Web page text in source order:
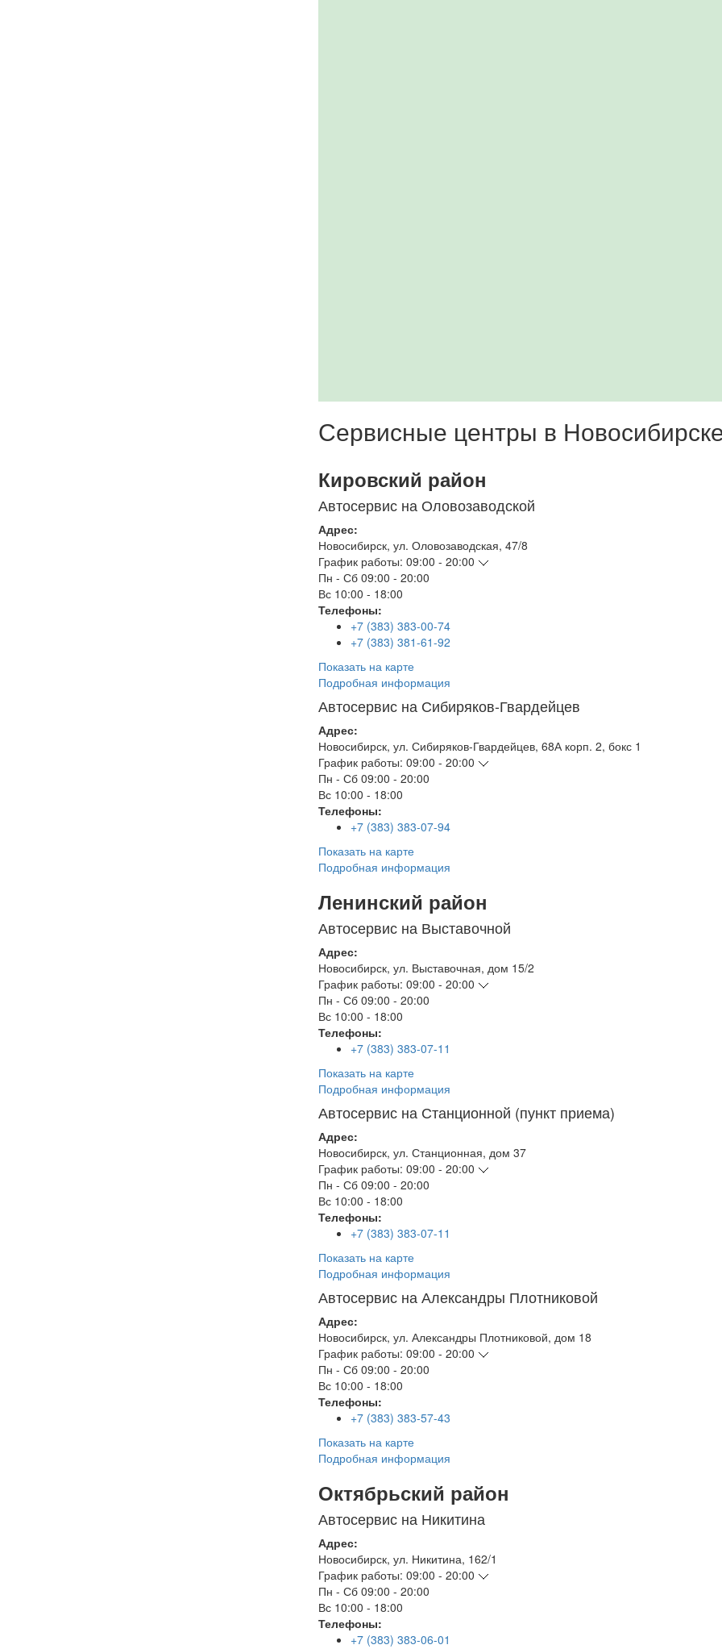
Сервисные центры в
Кировский район
Автосервис на Оловозаводской
Адрес:
Новосибирск, ул. Оловозаводская, 47/8
График работы: 09:00 - 20:00
Пн - Сб 09:00 - 20:00
Вс 10:00 - 18:00
Телефоны:
+7 (383) 383-00-74
+7 (383) 381-61-92
Показать на карте
Подробная информация
Автосервис на Сибиряков-Гвардейцев
Адрес:
Новосибирск, ул. Сибиряков-Гвардейцев, 68А корп. 2, бокс 1
График работы: 09:00 - 20:00
Пн - Сб 09:00 - 20:00
Вс 10:00 - 18:00
Телефоны:
+7 (383) 383-07-94
Показать на карте
Подробная информация
Ленинский район
Автосервис на Выставочной
Адрес:
Новосибирск, ул. Выставочная, дом 15/2
График работы: 09:00 - 20:00
Пн - Сб 09:00 - 20:00
Вс 10:00 - 18:00
Телефоны:
+7 (383) 383-07-11
Показать на карте
Подробная информация
Автосервис на Станционной (пункт приема)
Адрес:
Новосибирск, ул. Станционная, дом 37
График работы: 09:00 - 20:00
Пн - Сб 09:00 - 20:00
Вс 10:00 - 18:00
Телефоны:
+7 (383) 383-07-11
Показать на карте
Подробная информация
Автосервис на Александры Плотниковой
Адрес:
Новосибирск, ул. Александры Плотниковой, дом 18
График работы: 09:00 - 20:00
Пн - Сб 09:00 - 20:00
Вс 10:00 - 18:00
Телефоны:
+7 (383) 383-57-43
Показать на карте
Подробная информация
Октябрьский район
Автосервис на Никитина
Адрес:
Новосибирск, ул. Никитина, 162/1
График работы: 09:00 - 20:00
Пн - Сб 09:00 - 20:00
Вс 10:00 - 18:00
Телефоны:
+7 (383) 383-06-01